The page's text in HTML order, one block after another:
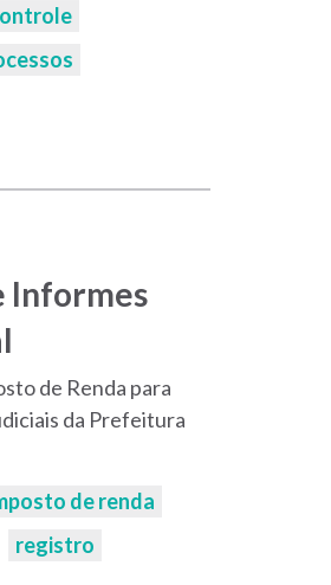
Informes
de Renda para
da Prefeitura
de renda
registro